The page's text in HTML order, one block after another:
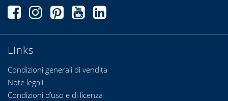
Links
Condizioni generali di vendita
Note legali
Condizioni d’uso e di licenza